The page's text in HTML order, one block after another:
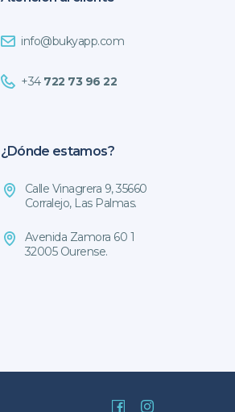
info@bukyapp.com
+34 722 73 96 22
¿Dónde estamos?
Calle Vinagrera 9, 35660
Corralejo, Las Palmas.
Avenida Zamora 60 1
32005 Ourense.